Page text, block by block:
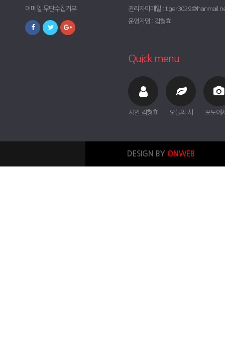
이메일 무단수집거부
관리자이메일 :
운영자명 : 김형효
Quick menu
시인 김형효 오늘의 시 포토에
DESIGN BY ONWEB